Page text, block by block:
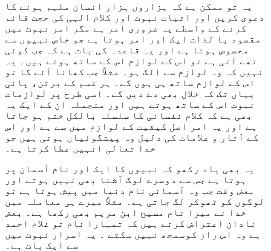
یہ تو ممکن ہے کہ ہزاروں ہزار انسان ملہم ہونے کا
دعوی کریں اور اثبات نبوت اور کلام الہی کی حجت قائم
کرنے کے واسطے یہ ضروری امر ہے مگر امر نبوت میں
مقصود با لذات ایک اور امر ہوتا ہے جو خاص نبیوں سے
مخصوص ہوتا ہے اور یہ قاعدہ کی بات ہے کہ جب کوئی
تھے آتی ہے تو اس کے لوازم اس کے ساتھ ہوتے ہیں۔ یہ
نہیں کہ وہ لوازم سے الگ ہو۔ مثلاً جب کھانا آئے گا تو
اس کے لوازم ساتھ ہی ہوں گے۔ ہر قسم کے برتن، پانی
یہاں تک کہ خلال بھی دے دیں گے۔ اسی طرح پر لوازمات
نبوت اس کے ساتھ ہوتے ہیں اور منجملہ ان کے ایک یہ
بھی ہے کہ کلام نفسانی کا سلسلہ بالکل ختم ہو جاتا
ہے اور یہ امر اصل کیفیت کے لوازم میں سے ہے اور اس
کے آثار و علامات کی دلیل وہ پیشگوئیاں ہوتی ہیں جو
خدا تعالی انہیں عطا کرتا ہے۔
یہ بھی یاد رکھو کہ نبیوں کا ایک اور نام آسمان پر
ہوتا ہے جس سے دوسرے لوگ آشنا بھی نہیں ہوتے اور
بعض وقت جب وہ آسمانی نام دنیا میں پیش ہوتا ہے تو
لوگوں کو ٹھوکر لگ جاتی ہے۔ مثلاً میرے ہی معاملہ میں
خدا نے میرا نام مسیح ابن مریم بھی رکھا ہے۔ بعض
نادان اعتراض کرتے ہیں کہ تمہارا نام تو غلام احمد
ہے وہ اس راز کوسمجھ نہیں سکتے ۔ یہ اسرار نبوت میں
سے ایک بات ہے۔